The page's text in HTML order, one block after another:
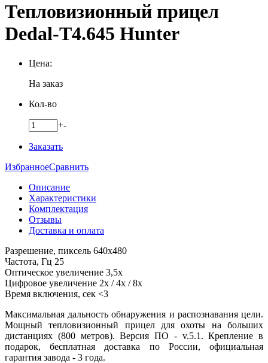
Тепловизионный прицел
Dedal-T4.645 Hunter
Цена:
На заказ
Кол-во
+-
Заказать
ИзбранноеСравнить
Описание
Характеристики
Комплектация
Отзывы
Доставка и оплата
Разрешение, пиксель 640x480
Частота, Гц 25
Оптическое увеличение 3,5x
Цифровое увеличение 2x / 4x / 8x
Время включения, сек <3
Максимальная дальность обнаружения и распознавания цели.
Мощный тепловизионный прицел для охоты на больших
дистанциях (800 метров). Версия ПО - v.5.1. Крепление в
подарок, бесплатная доставка по России, официальная
гарантия завода - 3 года.